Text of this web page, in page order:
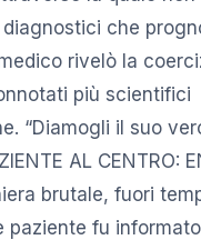
che
rivelò la
più scientifici
“Diamogli il suo
AL CENTRO:
brutale, fuori
paziente fu